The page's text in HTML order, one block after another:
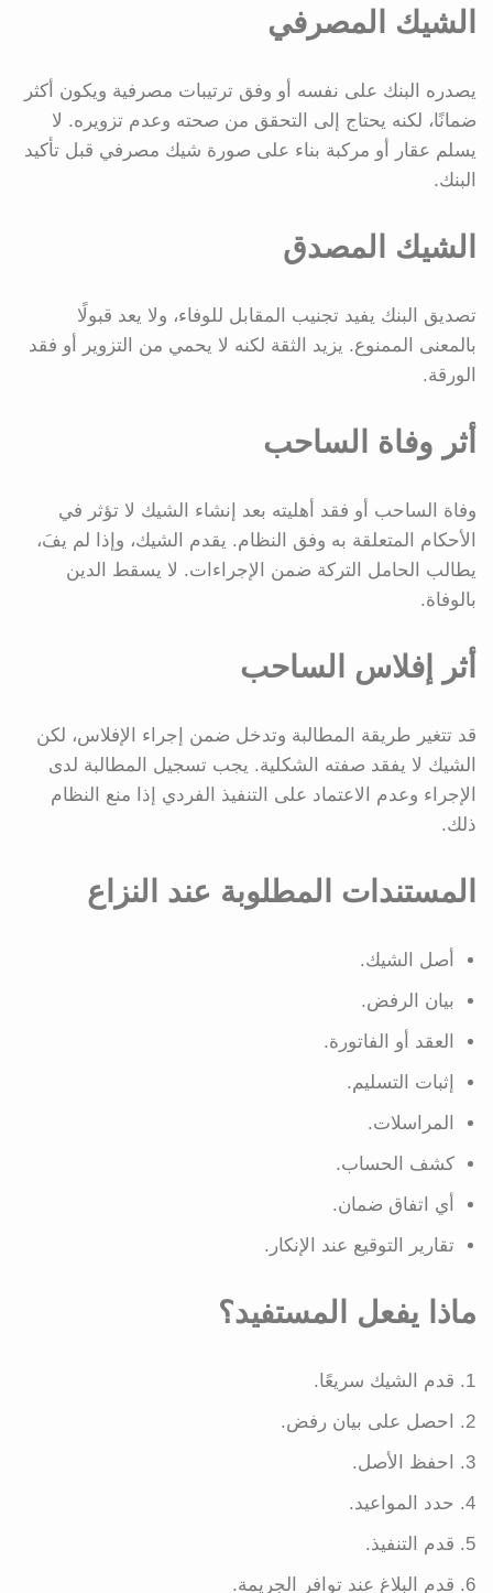
الشيك المصرفي
يصدره البنك على نفسه أو وفق ترتيبات مصرفية ويكون أكثر
ضمانًا، لكنه يحتاج إلى التحقق من صحته وعدم تزويره. لا
يسلم عقار أو مركبة بناء على صورة شيك مصرفي قبل تأكيد
البنك.
الشيك المصدق
تصديق البنك يفيد تجنيب المقابل للوفاء، ولا يعد قبولًا
بالمعنى الممنوع. يزيد الثقة لكنه لا يحمي من التزوير أو فقد
الورقة.
أثر وفاة الساحب
وفاة الساحب أو فقد أهليته بعد إنشاء الشيك لا تؤثر في
الأحكام المتعلقة به وفق النظام. يقدم الشيك، وإذا لم يفَ،
يطالب الحامل التركة ضمن الإجراءات. لا يسقط الدين
بالوفاة.
أثر إفلاس الساحب
قد تتغير طريقة المطالبة وتدخل ضمن إجراء الإفلاس، لكن
الشيك لا يفقد صفته الشكلية. يجب تسجيل المطالبة لدى
الإجراء وعدم الاعتماد على التنفيذ الفردي إذا منع النظام
ذلك.
المستندات المطلوبة عند النزاع
أصل الشيك.
بيان الرفض.
العقد أو الفاتورة.
إثبات التسليم.
المراسلات.
كشف الحساب.
أي اتفاق ضمان.
تقارير التوقيع عند الإنكار.
ماذا يفعل المستفيد؟
قدم الشيك سريعًا.
احصل على بيان رفض.
احفظ الأصل.
حدد المواعيد.
قدم التنفيذ.
قدم البلاغ عند توافر الجريمة.